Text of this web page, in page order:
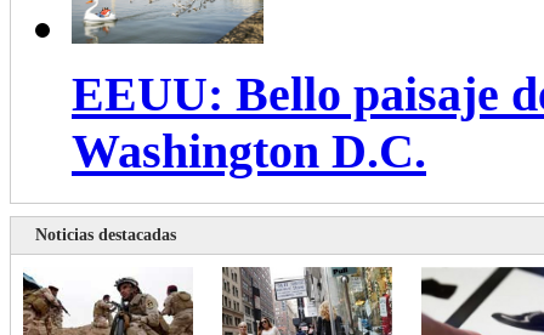
EEUU: Bello paisaje
Washington D.C.
Noticias destacadas